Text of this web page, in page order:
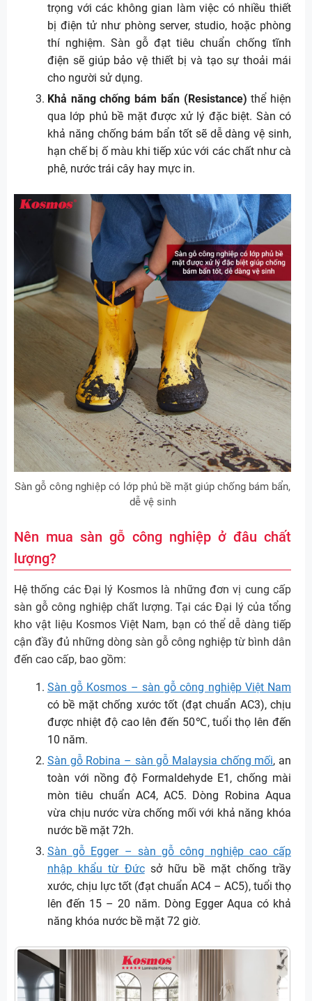
trọng với các không gian làm việc có nhiều thiết
bị điện tử như phòng server, studio, hoặc phòng
thí nghiệm. Sàn gỗ đạt tiêu chuẩn chống tĩnh
điện sẽ giúp bảo vệ thiết bị và tạo sự thoải mái
cho người sử dụng.
Khả năng chống bám bẩn (Resistance) thể hiện
qua lớp phủ bề mặt được xử lý đặc biệt. Sàn có
khả năng chống bám bẩn tốt sẽ dễ dàng vệ sinh,
hạn chế bị ố màu khi tiếp xúc với các chất như cà
phê, nước trái cây hay mực in.
Sàn gỗ công nghiệp có lớp phủ bề mặt giúp chống bám bẩn,
dễ vệ sinh
Nên mua sàn gỗ công nghiệp ở đâu chất
lượng?
Hệ thống các Đại lý Kosmos là những đơn vị cung cấp
sàn gỗ công nghiệp chất lượng. Tại các Đại lý của tổng
kho vật liệu Kosmos Việt Nam, bạn có thể dễ dàng tiếp
cận đầy đủ những dòng sàn gỗ công nghiệp từ bình dân
đến cao cấp, bao gồm:
Sàn gỗ Kosmos – sàn gỗ công nghiệp Việt Nam
có bề mặt chống xước tốt (đạt chuẩn AC3), chịu
được nhiệt độ cao lên đến 50℃, tuổi thọ lên đến
10 năm.
Sàn gỗ Robina – sàn gỗ Malaysia chống mối, an
toàn với nồng độ Formaldehyde E1, chống mài
mòn tiêu chuẩn AC4, AC5. Dòng Robina Aqua
vừa chịu nước vừa chống mối với khả năng khóa
nước bề mặt 72h.
Sàn gỗ Egger – sàn gỗ công nghiệp cao cấp
nhập khẩu từ Đứcsở hữu bề mặt chống trầy
xước, chịu lực tốt (đạt chuẩn AC4 – AC5), tuổi thọ
lên đến 15 – 20 năm. Dòng Egger Aqua có khả
năng khóa nước bề mặt 72 giờ.